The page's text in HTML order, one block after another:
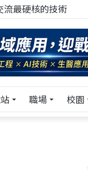
流最硬核的技術
職場 校園